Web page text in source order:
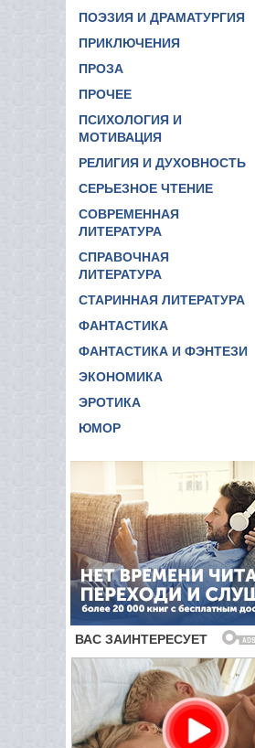
ПОЭЗИЯ И ДРАМАТУРГИЯ
ПРИКЛЮЧЕНИЯ
ПРОЗА
ПРОЧЕЕ
ПСИХОЛОГИЯ И
МОТИВАЦИЯ
РЕЛИГИЯ И ДУХОВНОСТЬ
СЕРЬЕЗНОЕ ЧТЕНИЕ
СОВРЕМЕННАЯ
ЛИТЕРАТУРА
СПРАВОЧНАЯ
ЛИТЕРАТУРА
СТАРИННАЯ ЛИТЕРАТУРА
ФАНТАСТИКА
ФАНТАСТИКА И ФЭНТЕЗИ
ЭКОНОМИКА
ЭРОТИКА
ЮМОР